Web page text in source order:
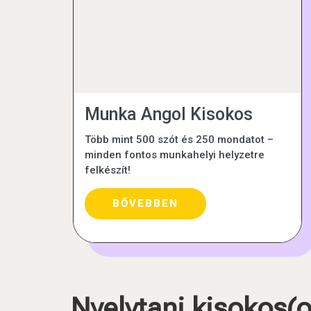
Munka Angol Kisokos
Több mint 500 szót és 250 mondatot –
minden fontos munkahelyi helyzetre
felkészít!
BŐVEBBEN